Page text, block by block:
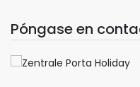
Póngase en